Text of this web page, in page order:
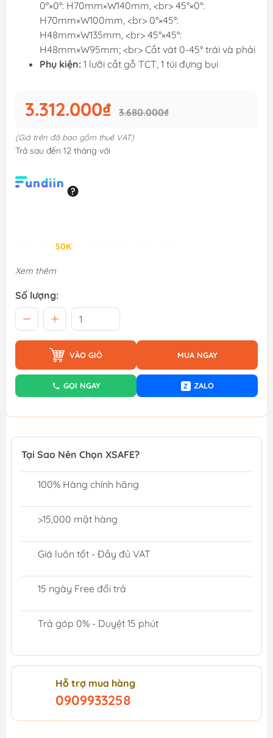
0°×0°: H70mm×W140mm, <br> 45°×0°:
H70mm×W100mm, <br> 0°×45°:
H48mm×W135mm, <br> 45°×45°:
H48mm×W95mm; <br> Cắt vát 0-45° trái và phải
Phụ kiện: 1 lưỡi cắt gỗ TCT, 1 túi đựng bụi
3.312.000₫ 3.680.000₫
(Giá trên đã bao gồm thuế VAT)
Trả sau đến 12 tháng với
50K
Xem thêm
Số lượng:
VÀO GIỎ MUA NGAY
GỌI NGAY Z ZALO
Tại Sao Nên Chọn XSAFE?
100% Hàng chính hãng
>15,000 mặt hàng
Giá luôn tốt - Đầy đủ VAT
15 ngày Free đổi trả
Trả góp 0% - Duyệt 15 phút
Hỗ trợ mua hàng
0909933258